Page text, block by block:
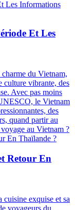
Et Les
du Vietnam,
culture vibrante, des
Avec pas moins
le Vietnam
des
quand partir au
au Vietnam ?
Retour En
cuisine exquise et sa
voyageurs du